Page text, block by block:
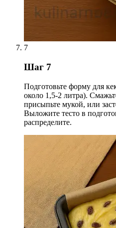
7
Шаг 7
Подготовьте форму для
около 1,5-2 литра).
присыпьте мукой, или
Выложите тесто в
распределите.